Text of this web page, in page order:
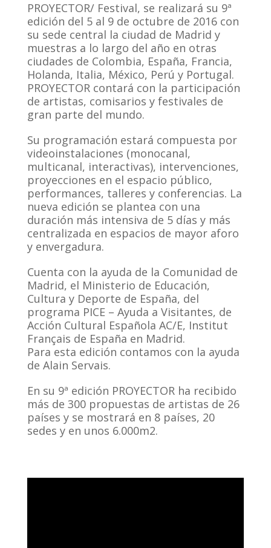
PROYECTOR/ Festival, se realizará su 9ª
edición del 5 al 9 de octubre de 2016 con
su sede central la ciudad de Madrid y
muestras a lo largo del año en otras
ciudades de Colombia, España, Francia,
Holanda, Italia, México, Perú y Portugal.
PROYECTOR contará con la participación
de artistas, comisarios y festivales de
gran parte del mundo.
Su programación estará compuesta por
videoinstalaciones (monocanal,
multicanal, interactivas), intervenciones,
proyecciones en el espacio público,
performances, talleres y conferencias. La
nueva edición se plantea con una
duración más intensiva de 5 días y más
centralizada en espacios de mayor aforo
y envergadura.
Cuenta con la ayuda de la Comunidad de
Madrid, el Ministerio de Educación,
Cultura y Deporte de España, del
programa PICE – Ayuda a Visitantes, de
Acción Cultural Española AC/E, Institut
Français de España en Madrid.
Para esta edición contamos con la ayuda
de Alain Servais.
En su 9ª edición PROYECTOR ha recibido
más de 300 propuestas de artistas de 26
países y se mostrará en 8 países, 20
sedes y en unos 6.000m2.